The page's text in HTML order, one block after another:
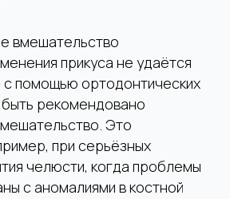
вмешательство
прикуса не удаётся
с помощью ортодонтических
рекомендовано
Это
при серьёзных
челюсти, когда проблемы
с аномалиями в костной
шаг
40с7
WhatsApp
Telegram